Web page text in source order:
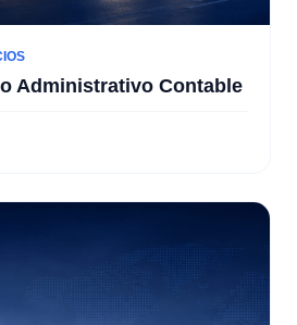
Administrativo Contable